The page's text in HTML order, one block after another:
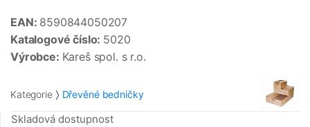
EAN: 8590844050207
Katalogové číslo: 5020
Výrobce: Kareš spol. s r.o.
Kategorie Dřevěné bedničky
Skladová dostupnost